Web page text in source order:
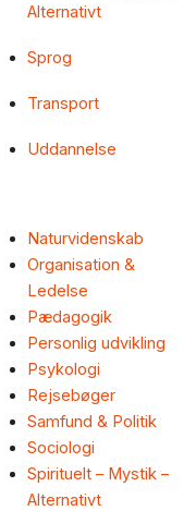
Alternativt
Sprog
Transport
Uddannelse
Naturvidenskab
Organisation &
Ledelse
Pædagogik
Personlig udvikling
Psykologi
Rejsebøger
Samfund & Politik
Sociologi
Spirituelt – Mystik –
Alternativt